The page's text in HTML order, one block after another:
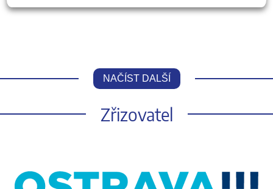
NAČÍST DALŠÍ
Zřizovatel